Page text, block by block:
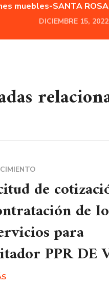
muebles-SANTA ROSA
DICIEMBRE 15, 2022
de
de
para
PPR DE